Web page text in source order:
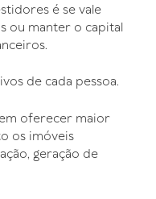
é se vale
ou manter o capital
de cada pessoa.
oferecer maior
os imóveis
geração de